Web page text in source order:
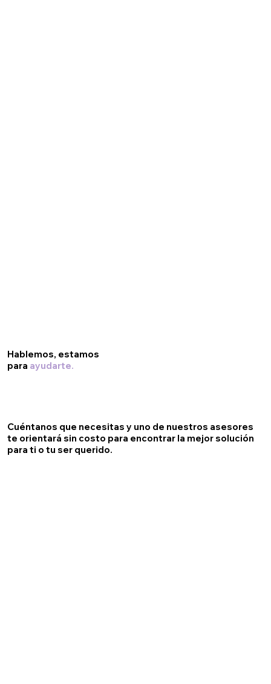
Hablemos, estamos
para ayudarte.
Cuéntanos que necesitas y uno de nuestros asesores
te orientará sin costo para encontrar la mejor solución
para ti o tu ser querido.